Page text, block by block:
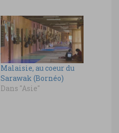
Malaisie, au coeur du
Sarawak (Bornéo)
Dans "Asie"